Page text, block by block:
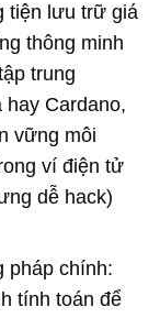
tiện lưu trữ giá
thông minh
trung
hay Cardano,
vững môi
ví điện tử
dễ hack)
pháp chính:
tính toán để